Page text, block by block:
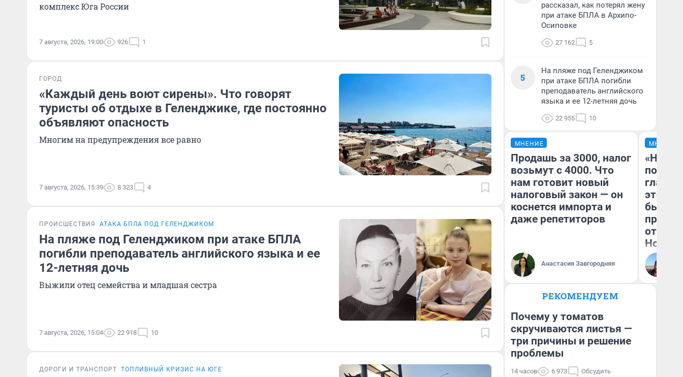
комплекс Юга России
7 августа, 2026, 19:00 926 1
ГОРОД
«Каждый день воют сирены». Что говорят
туристы об отдыхе в Геленджике, где постоянно
объявляют опасность
Многим на предупреждения все равно
7 августа, 2026, 15:39 8 323 4
ПРОИСШЕСТВИЯ АТАКА БПЛА ПОД ГЕЛЕНДЖИКОМ
На пляже под Геленджиком при атаке БПЛА
погибли преподаватель английского языка и ее
12-летняя дочь
Выжили отец семейства и младшая сестра
7 августа, 2026, 15:04 22 918 10
ДОРОГИ И ТРАНСПОРТ ТОПЛИВНЫЙ КРИЗИС НА ЮГЕ
рассказал, как потерял жену
при атаке БПЛА в Архипо-
Осиповке
27 162 5
5
На пляже под Геленджиком
при атаке БПЛА погибли
преподаватель английского
языка и ее 12-летняя дочь
22 955 10
МНЕНИЕ
Продашь за 3000, налог
возьмут с 4000. Что
нам готовит новый
налоговый закон — он
коснется импорта и
даже репетиторов
Анастасия Завгородняя
МНЕНИЕ
этого
бьет
отзыв
Нолана
РЕКОМЕНДУЕМ
Почему у томатов
скручиваются листья —
три причины и решение
проблемы
14 часов 6 973 Обсудить